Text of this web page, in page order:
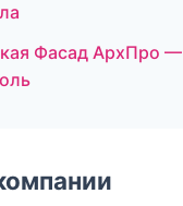
Фасад АрхПро —